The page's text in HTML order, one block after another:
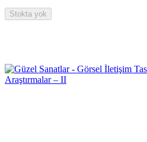
Stokta yok